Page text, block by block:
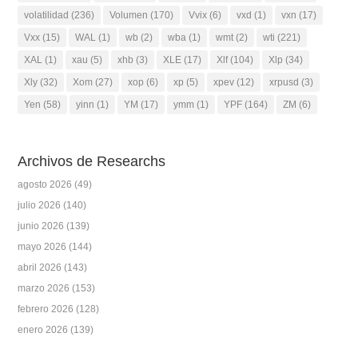
volatilidad (236) Volumen (170) Vvix (6) vxd (1) vxn (17)
Vxx (15) WAL (1) wb (2) wba (1) wmt (2) wti (221)
XAL (1) xau (5) xhb (3) XLE (17) Xlf(104) Xlp (34)
Xly (32) Xom (27) xop (6) xp (5) xpev (12) xrpusd (3)
Yen (58) yinn (1) YM (17) ymm (1) YPF (164) ZM (6)
Archivos de Researchs
agosto 2026 (49)
julio 2026 (140)
junio 2026 (139)
mayo 2026 (144)
abril 2026 (143)
marzo 2026 (153)
febrero 2026 (128)
enero 2026 (139)